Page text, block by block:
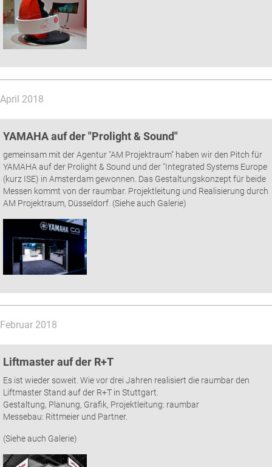
April 2018
YAMAHA auf der "Prolight & Sound"
gemeinsam mit der Agentur "AM Projektraum" haben wir den Pitch für
YAMAHA auf der Prolight & Sound und der "Integrated Systems Europe
(kurz ISE) in Amsterdam gewonnen. Das Gestaltungskonzept für beide
Messen kommt von der raumbar. Projektleitung und Realisierung durch
AM Projektraum, Düsseldorf. (Siehe auch Galerie)
Februar 2018
Liftmaster auf der R+T
Es ist wieder soweit. Wie vor drei Jahren realisiert die raumbar den
Liftmaster Stand auf der R+T in Stuttgart.
Gestaltung, Planung, Grafik, Projektleitung: raumbar
Messebau: Rittmeier und Partner.
(Siehe auch Galerie)